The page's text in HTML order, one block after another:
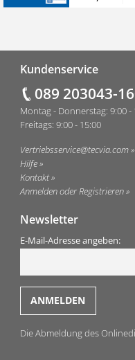
Kundenservice
089 203043-
Montag - Donnerstag: 9:00 -
Freitags: 9:00 - 15:00
Vertriebsservice@tecvia.com
Hilfe
Kontakt
Anmelden oder Registrieren
Newsletter
E-Mail-Adresse angeben:
Die Abmeldung des